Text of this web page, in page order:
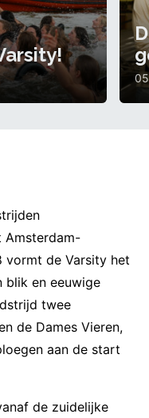
Amsterdam-
vormt de Varsity het
blik en eeuwige
twee
de Dames Vieren,
aan de start
de zuidelijke